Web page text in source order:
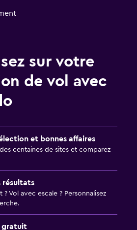
sur votre
de vol avec
et bonnes affaires
centaines de sites et comparez
résultats
? Vol avec escale ? Personnalisez
gratuit